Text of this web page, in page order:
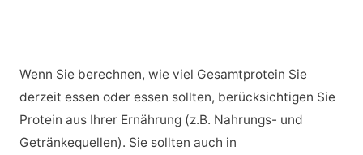
Wenn Sie berechnen, wie viel Gesamtprotein Sie
derzeit essen oder essen sollten, berücksichtigen Sie
Protein aus Ihrer Ernährung (z.B. Nahrungs- und
Getränkequellen). Sie sollten auch in